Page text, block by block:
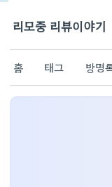
리모중 리뷰이야기
홈 태그 방명